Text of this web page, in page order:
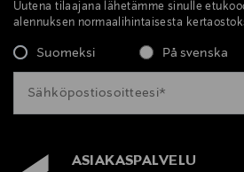
Uutena tilaajana lähetämme sinulle
alennuksen normaalihintaisesta
Suomeksi På svenska
ASIAKASPALVELU